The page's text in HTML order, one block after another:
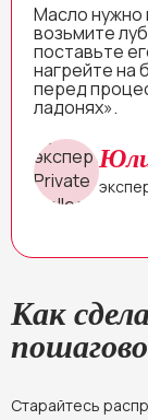
Масло нужно
возьмите
поставьте
нагрейте на
перед
ладонях».
Как
Старайтесь